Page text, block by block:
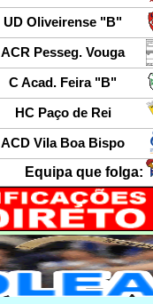
UD Oliveirense "B"
ACR Pesseg. Vouga
C Acad. Feira "B"
HC Paço de Rei
ACD Vila Boa Bispo
Equipa que folga: